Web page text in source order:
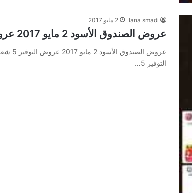
lana smadi 2 مايو,2017
عروض الصندوق الأسود 2 مايو 2017 عروض التوفير 5 شعبان 1438
التوفير 5…